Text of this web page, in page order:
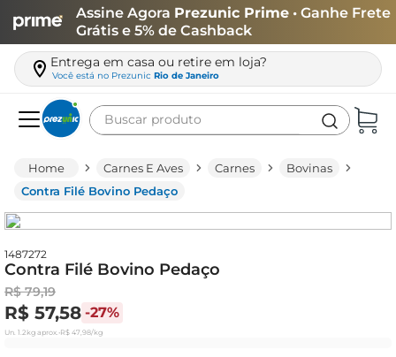
Assine Agora Prezunic Prime • Ganhe Frete
Grátis e 5% de Cashback
Entrega em casa ou retire em loja?
Você está no Prezunic Rio de Janeiro
Buscar produto
Carnes E Aves Carnes
Bovinas
Contra Filé Bovino Pedaço
1487272
Contra Filé Bovino Pedaço
R$ 79,19
R$ 57,58 -27%
Un. 1.2kg aprox. •R$ 47,98/kg
leite
queijo
arroz
azeite